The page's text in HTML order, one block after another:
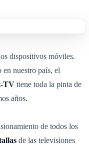
dispositivos móviles.
nuestro país, el
TV tiene toda la pinta de
años.
de todos los
de las televisiones